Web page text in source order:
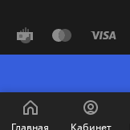
Главная Кабинет